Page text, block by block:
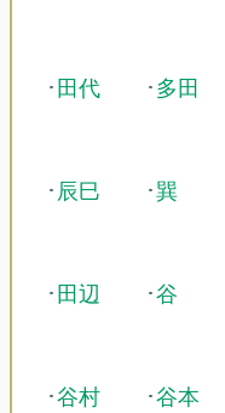
･ 田代 ･多田
･辰巳 ･巽
･ 田辺 ･谷
･谷村 ･谷本